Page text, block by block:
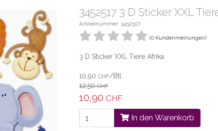
3452517 3 D Sticker XXL
Artikelnummer: 3452517
(0 Kundenmeinungen)
3 D Sticker XXL Tiere Afrika
10,90 CHF/Btl.
12,50CHF
10,90 CHF
In den Warenkorb